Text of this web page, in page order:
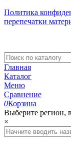
Политика
перепечатки
Главная
Каталог
Меню
Сравнение
0Корзина
Выберите регион,
×